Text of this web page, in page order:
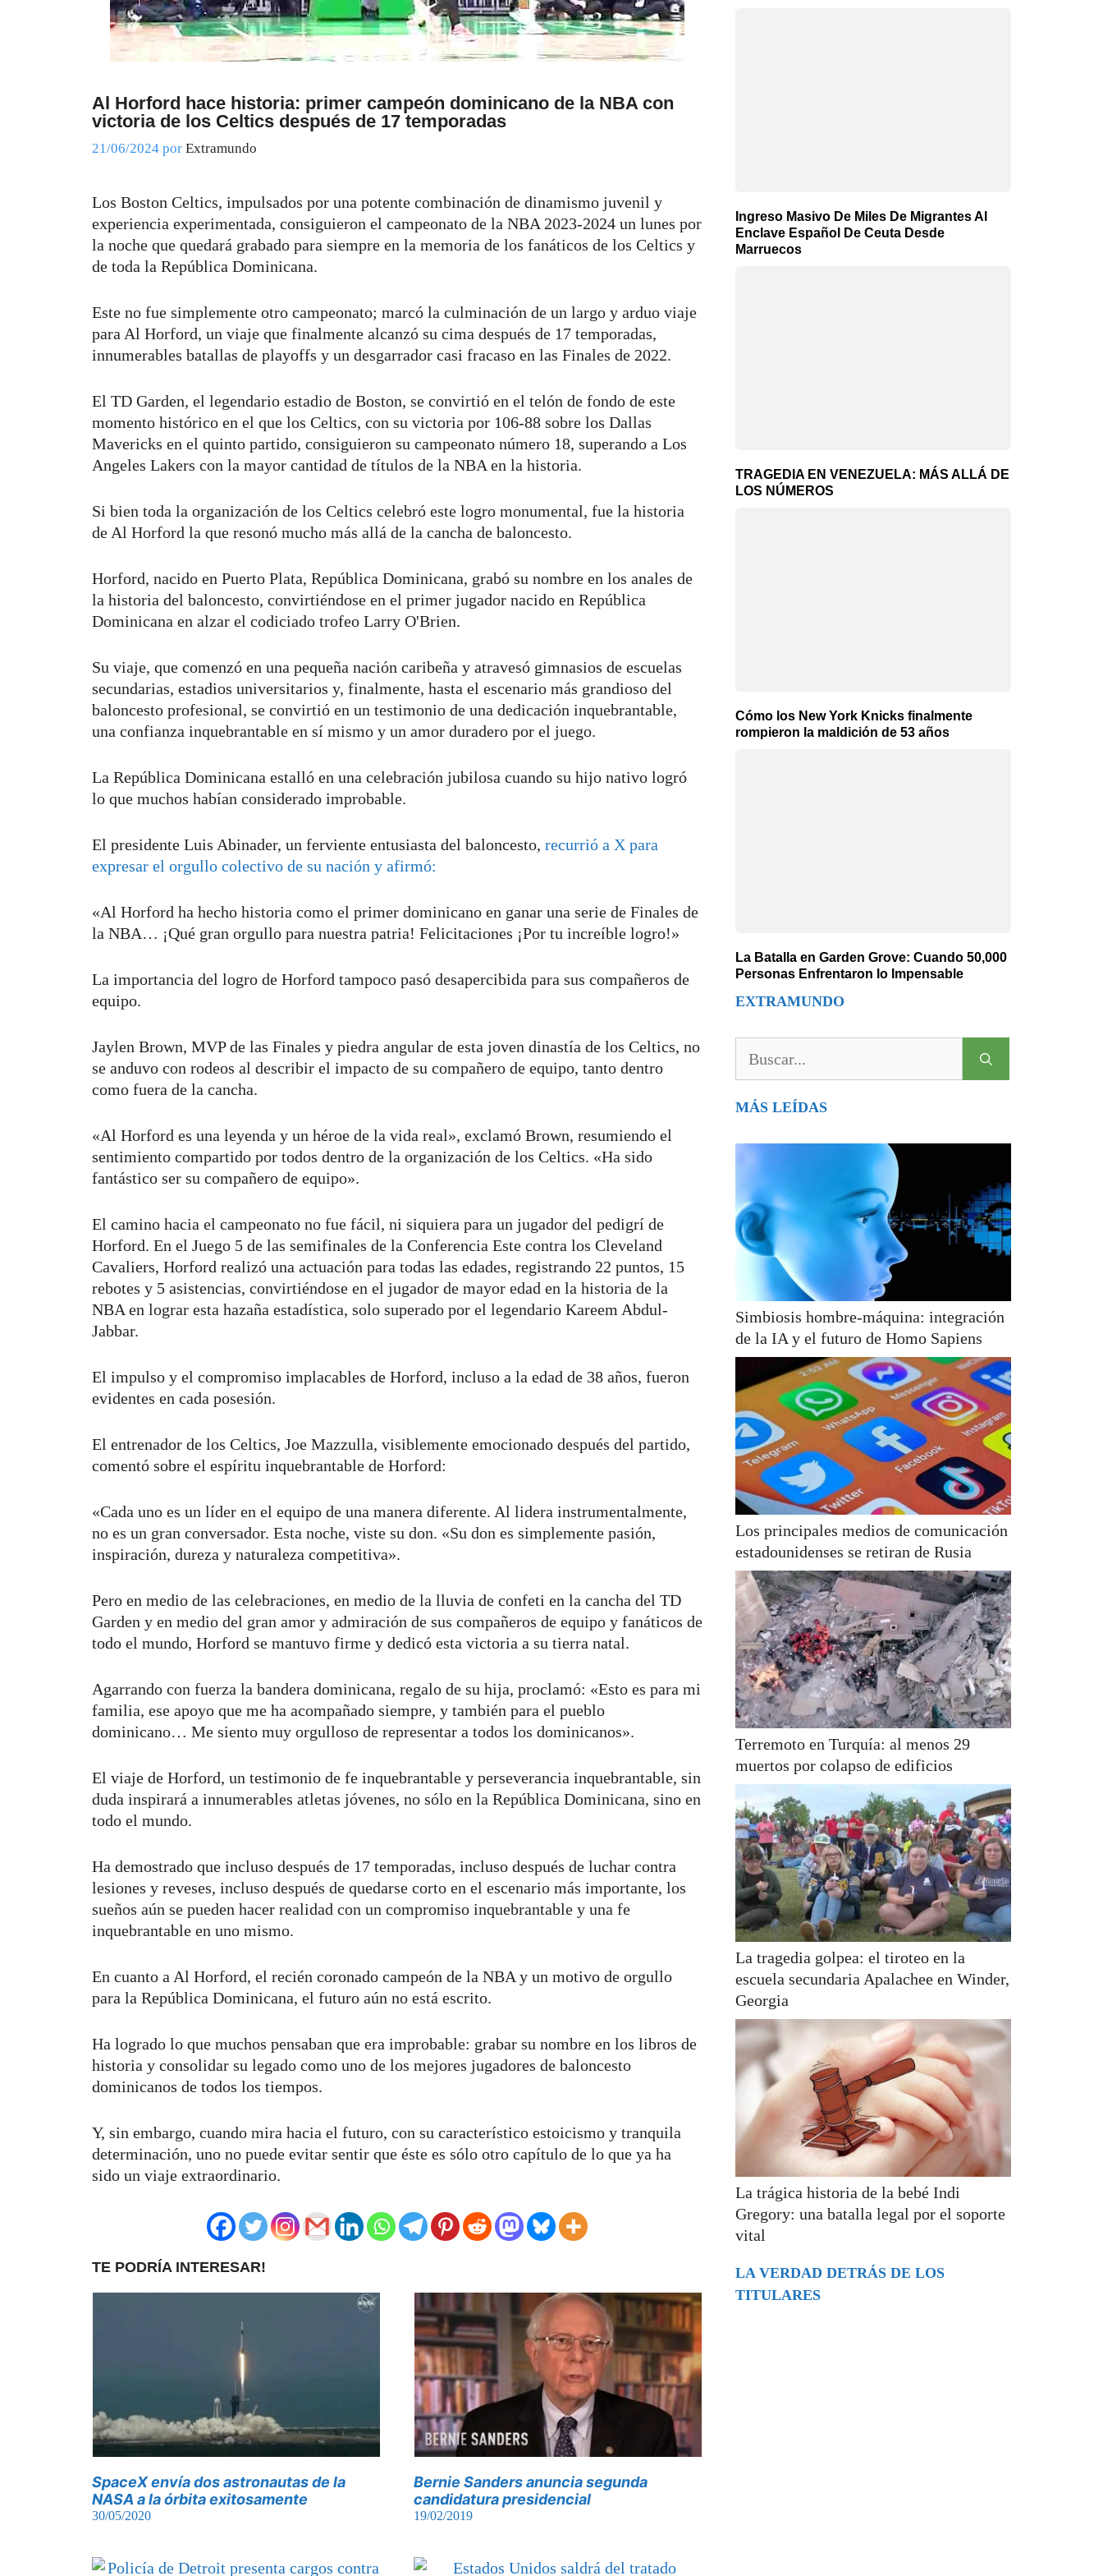
Al Horford hace historia: primer campeón dominicano de la NBA con
victoria de los Celtics después de 17 temporadas
21/06/2024 por Extramundo
Los Boston Celtics, impulsados ​​por una potente combinación de dinamismo juvenil y
experiencia experimentada, consiguieron el campeonato de la NBA 2023-2024 un lunes por
la noche que quedará grabado para siempre en la memoria de los fanáticos de los Celtics y
de toda la República Dominicana.
Este no fue simplemente otro campeonato; marcó la culminación de un largo y arduo viaje
para Al Horford, un viaje que finalmente alcanzó su cima después de 17 temporadas,
innumerables batallas de playoffs y un desgarrador casi fracaso en las Finales de 2022.
El TD Garden, el legendario estadio de Boston, se convirtió en el telón de fondo de este
momento histórico en el que los Celtics, con su victoria por 106-88 sobre los Dallas
Mavericks en el quinto partido, consiguieron su campeonato número 18, superando a Los
Angeles Lakers con la mayor cantidad de títulos de la NBA en la historia.
Si bien toda la organización de los Celtics celebró este logro monumental, fue la historia
de Al Horford la que resonó mucho más allá de la cancha de baloncesto.
Horford, nacido en Puerto Plata, República Dominicana, grabó su nombre en los anales de
la historia del baloncesto, convirtiéndose en el primer jugador nacido en República
Dominicana en alzar el codiciado trofeo Larry O'Brien.
Su viaje, que comenzó en una pequeña nación caribeña y atravesó gimnasios de escuelas
secundarias, estadios universitarios y, finalmente, hasta el escenario más grandioso del
baloncesto profesional, se convirtió en un testimonio de una dedicación inquebrantable,
una confianza inquebrantable en sí mismo y un amor duradero por el juego.
La República Dominicana estalló en una celebración jubilosa cuando su hijo nativo logró
lo que muchos habían considerado improbable.
El presidente Luis Abinader, un ferviente entusiasta del baloncesto, recurrió a X para
expresar el orgullo colectivo de su nación y afirmó:
«Al Horford ha hecho historia como el primer dominicano en ganar una serie de Finales de
la NBA… ¡Qué gran orgullo para nuestra patria! Felicitaciones ¡Por tu increíble logro!»
La importancia del logro de Horford tampoco pasó desapercibida para sus compañeros de
equipo.
Jaylen Brown, MVP de las Finales y piedra angular de esta joven dinastía de los Celtics, no
se anduvo con rodeos al describir el impacto de su compañero de equipo, tanto dentro
como fuera de la cancha.
«Al Horford es una leyenda y un héroe de la vida real», exclamó Brown, resumiendo el
sentimiento compartido por todos dentro de la organización de los Celtics. «Ha sido
fantástico ser su compañero de equipo».
El camino hacia el campeonato no fue fácil, ni siquiera para un jugador del pedigrí de
Horford. En el Juego 5 de las semifinales de la Conferencia Este contra los Cleveland
Cavaliers, Horford realizó una actuación para todas las edades, registrando 22 puntos, 15
rebotes y 5 asistencias, convirtiéndose en el jugador de mayor edad en la historia de la
NBA en lograr esta hazaña estadística, solo superado por el legendario Kareem Abdul-
Jabbar.
El impulso y el compromiso implacables de Horford, incluso a la edad de 38 años, fueron
evidentes en cada posesión.
El entrenador de los Celtics, Joe Mazzulla, visiblemente emocionado después del partido,
comentó sobre el espíritu inquebrantable de Horford:
«Cada uno es un líder en el equipo de una manera diferente. Al lidera instrumentalmente,
no es un gran conversador. Esta noche, viste su don. «Su don es simplemente pasión,
inspiración, dureza y naturaleza competitiva».
Pero en medio de las celebraciones, en medio de la lluvia de confeti en la cancha del TD
Garden y en medio del gran amor y admiración de sus compañeros de equipo y fanáticos de
todo el mundo, Horford se mantuvo firme y dedicó esta victoria a su tierra natal.
Agarrando con fuerza la bandera dominicana, regalo de su hija, proclamó: «Esto es para mi
familia, ese apoyo que me ha acompañado siempre, y también para el pueblo
dominicano… Me siento muy orgulloso de representar a todos los dominicanos».
El viaje de Horford, un testimonio de fe inquebrantable y perseverancia inquebrantable, sin
duda inspirará a innumerables atletas jóvenes, no sólo en la República Dominicana, sino en
todo el mundo.
Ha demostrado que incluso después de 17 temporadas, incluso después de luchar contra
lesiones y reveses, incluso después de quedarse corto en el escenario más importante, los
sueños aún se pueden hacer realidad con un compromiso inquebrantable y una fe
inquebrantable en uno mismo.
En cuanto a Al Horford, el recién coronado campeón de la NBA y un motivo de orgullo
para la República Dominicana, el futuro aún no está escrito.
Ha logrado lo que muchos pensaban que era improbable: grabar su nombre en los libros de
historia y consolidar su legado como uno de los mejores jugadores de baloncesto
dominicanos de todos los tiempos.
Y, sin embargo, cuando mira hacia el futuro, con su característico estoicismo y tranquila
determinación, uno no puede evitar sentir que éste es sólo otro capítulo de lo que ya ha
sido un viaje extraordinario.
TE PODRÍA INTERESAR!
SpaceX envía dos astronautas de la
NASA a la órbita exitosamente
30/05/2020
Bernie Sanders anuncia segunda
candidatura presidencial
19/02/2019
Ingreso Masivo De Miles De Migrantes Al
Enclave Español De Ceuta Desde
Marruecos
TRAGEDIA EN VENEZUELA: MÁS ALLÁ DE
LOS NÚMEROS
Cómo los New York Knicks finalmente
rompieron la maldición de 53 años
La Batalla en Garden Grove: Cuando 50,000
Personas Enfrentaron lo Impensable
EXTRAMUNDO
MÁS LEÍDAS
Simbiosis hombre-máquina: integración
de la IA y el futuro de Homo Sapiens
Los principales medios de comunicación
estadounidenses se retiran de Rusia
Terremoto en Turquía: al menos 29
muertos por colapso de edificios
La tragedia golpea: el tiroteo en la
escuela secundaria Apalachee en Winder,
Georgia
La trágica historia de la bebé Indi
Gregory: una batalla legal por el soporte
vital
LA VERDAD DETRÁS DE LOS
TITULARES